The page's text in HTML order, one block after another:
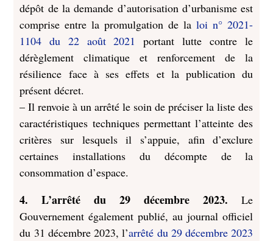
dépôt de la demande d’autorisation d’urbanisme est
comprise entre la promulgation de laloi n° 2021-
1104 du 22 août 2021
portant lutte contre le
dérèglement climatique et renforcement de la
résilience face à ses effets et la publication du
présent décret.
– Il renvoie à un arrêté le soin de préciser la liste des
caractéristiques techniques permettant l’atteinte des
critères sur lesquels il s’appuie, afin d’exclure
certaines installations du décompte de la
consommation d’espace.
4. L’arrêté du 29 décembre 2023.Le
Gouvernement également publié, au journal officiel
du 31 décembre 2023, l’arrêté du 29 décembre 2023